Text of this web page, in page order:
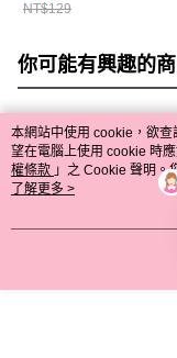
NT$129
你可能有興趣的
熱門標籤
本網站中使用 cookie，欲查
望在電腦上使用 cookie 時
權條款 」之 Cookie 聲明。
用條款之 Cookie 聲明使用
了解更多 >